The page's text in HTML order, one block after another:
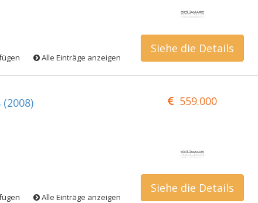
Alle Einträge anzeigen
Siehe die Details
559.000
Alle Einträge anzeigen
Siehe die Details